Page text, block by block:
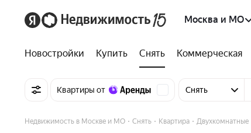
Москва и МО
Новостройки Купить Снять Коммерческая
Квартиры от Снять
Недвижимость в Москве и МО Снять Квартира Двухкомнатные